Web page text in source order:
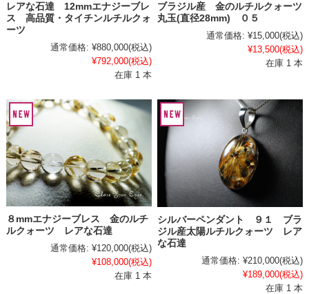
レアな石達 12mmエナジーブレ
ス 高品質・タイチンルチルクォ
ーツ
通常価格: ¥880,000(税込)
¥792,000(税込)
在庫 1 本
ブラジル産 金のルチルクォーツ
丸玉(直径28mm) ０５
通常価格: ¥15,000(税込)
¥13,500(税込)
在庫 1 本
８mmエナジーブレス 金のルチ
ルクォーツ レアな石達
通常価格: ¥120,000(税込)
¥108,000(税込)
在庫 1 本
シルバーペンダント ９１ ブラ
ジル産太陽ルチルクォーツ レア
な石達
通常価格: ¥210,000(税込)
¥189,000(税込)
在庫 1 本